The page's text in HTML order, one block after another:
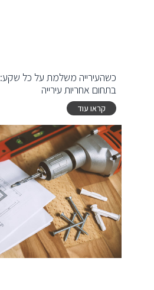
כשהעירייה משלמת על כל
בתחום אחריות עירייה
קראו עוד